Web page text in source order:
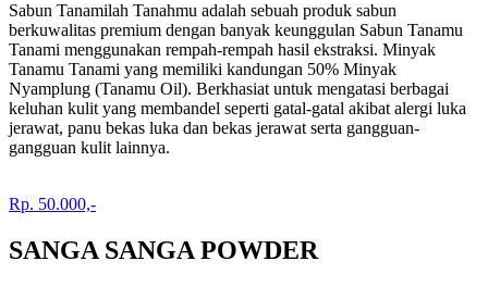
Sabun Tanamilah Tanahmu adalah sebuah produk sabun
berkuwalitas premium dengan banyak keunggulan Sabun Tanamu
Tanami menggunakan rempah-rempah hasil ekstraksi. Minyak
Tanamu Tanami yang memiliki kandungan 50% Minyak
Nyamplung (Tanamu Oil). Berkhasiat untuk mengatasi berbagai
keluhan kulit yang membandel seperti gatal-gatal akibat alergi luka
jerawat, panu bekas luka dan bekas jerawat serta gangguan-
gangguan kulit lainnya.
Rp. 50.000,-
SANGA SANGA POWDER